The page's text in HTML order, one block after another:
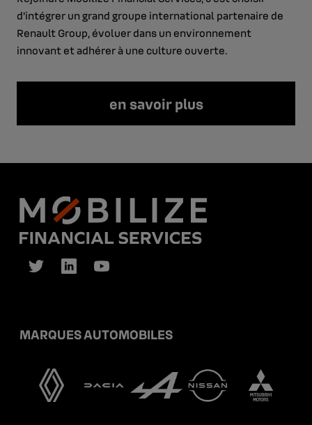
d’intégrer un grand groupe international partenaire de
Renault Group, évoluer dans un environnement
innovant et adhérer à une culture ouverte.
en savoir plus
MARQUES AUTOMOBILES